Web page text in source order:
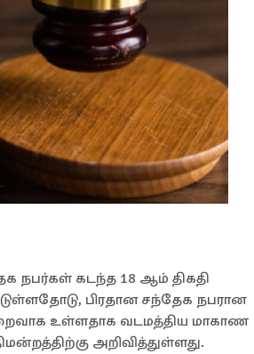
நபர்கள் கடந்த 18 ஆம் திகதி
பிரதான சந்தேக நபரான
உள்ளதாக வடமத்திய மாகாண
அறிவித்துள்ளது.